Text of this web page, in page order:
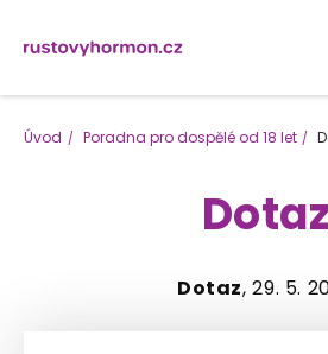
Úvod Poradna pro dospělé od 18 let
Dotaz
Dotaz, 29. 5.